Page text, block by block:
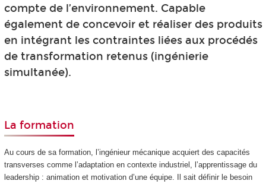
compte de l’environnement. Capable
également de concevoir et réaliser des produits
en intégrant les contraintes liées aux procédés
de transformation retenus (ingénierie
simultanée).
La formation
Au cours de sa formation, l’ingénieur mécanique acquiert des capacités
transverses comme l’adaptation en contexte industriel, l’apprentissage du
leadership : animation et motivation d’une équipe. Il sait définir le besoin